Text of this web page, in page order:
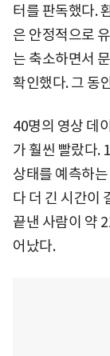
터를 판독했다.
은 안정적으로
는 축소하면서
확인했다. 그 동
40명의 영상 데
가 훨씬 빨랐다.
상태를 예측하
다 더 긴 시간이
끝낸 사람이 약
어났다.